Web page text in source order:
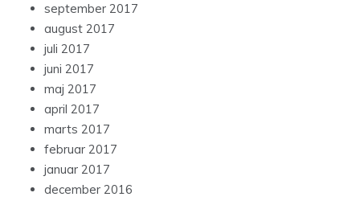
september 2017
august 2017
juli 2017
juni 2017
maj 2017
april 2017
marts 2017
februar 2017
januar 2017
december 2016